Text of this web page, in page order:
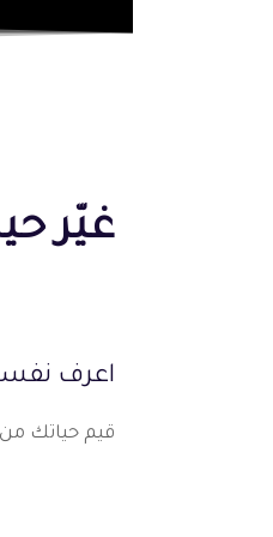
غيّر
اعرف
قيم حياتك من خلال 8 نواحي الحياة